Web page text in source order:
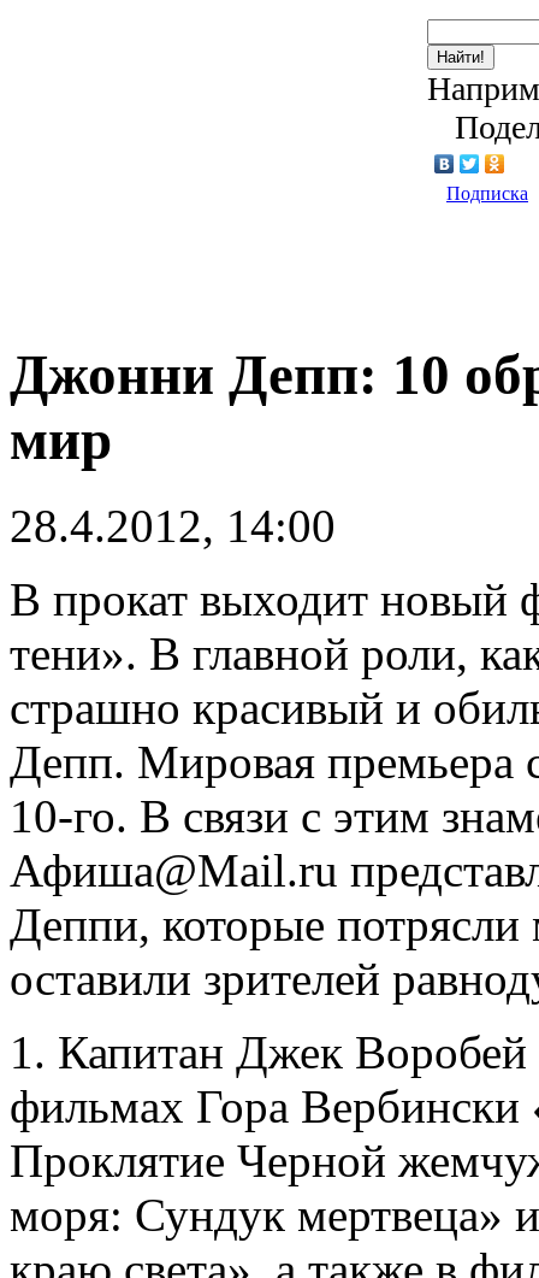
Найти!
Подписка
Джонни Депп: 10
мир
28.4.2012, 14:00
В прокат выходит новый
тени». В главной роли,
страшно красивый и
Депп. Мировая премьера
10-го. В связи с этим
Афиша@Mail.ru
Деппи, которые
оставили зрителей
1. Капитан Джек Воробей
фильмах Гора
Проклятие Черной
моря: Сундук мертвеца»